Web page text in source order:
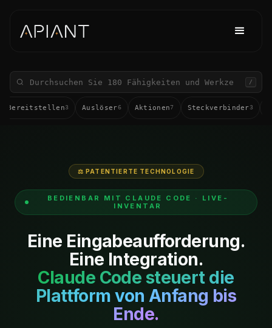
/
Bereitstellen3 Auslöser6 Aktionen7 Steckverbinder3
⚖ PATENTIERTE TECHNOLOGIE
BEDIENBAR MIT CLAUDE CODE · LIVE-
INVENTAR
Eine Eingabeaufforderung.
Eine Integration.
Claude Code steuert die
Plattform von Anfang bis
Ende.